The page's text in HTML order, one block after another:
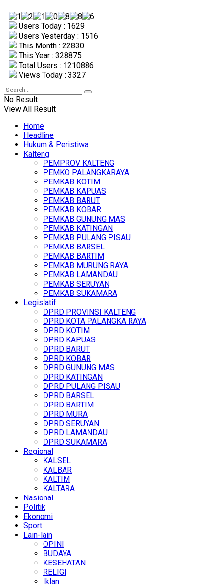
Users Today : 1629
Users Yesterday : 1516
This Month : 22830
This Year : 328875
Total Users : 1210886
Views Today : 3327
No Result
View All Result
Home
Headline
Hukum & Peristiwa
Kalteng
PEMPROV KALTENG
PEMKO PALANGKARAYA
PEMKAB KOTIM
PEMKAB KAPUAS
PEMKAB BARUT
PEMKAB KOBAR
PEMKAB GUNUNG MAS
PEMKAB KATINGAN
PEMKAB PULANG PISAU
PEMKAB BARSEL
PEMKAB BARTIM
PEMKAB MURUNG RAYA
PEMKAB LAMANDAU
PEMKAB SERUYAN
PEMKAB SUKAMARA
Legislatif
DPRD PROVINSI KALTENG
DPRD KOTA PALANGKA RAYA
DPRD KOTIM
DPRD KAPUAS
DPRD BARUT
DPRD KOBAR
DPRD GUNUNG MAS
DPRD KATINGAN
DPRD PULANG PISAU
DPRD BARSEL
DPRD BARTIM
DPRD MURA
DPRD SERUYAN
DPRD LAMANDAU
DPRD SUKAMARA
Regional
KALSEL
KALBAR
KALTIM
KALTARA
Nasional
Politik
Ekonomi
Sport
Lain-lain
OPINI
BUDAYA
KESEHATAN
RELIGI
Iklan